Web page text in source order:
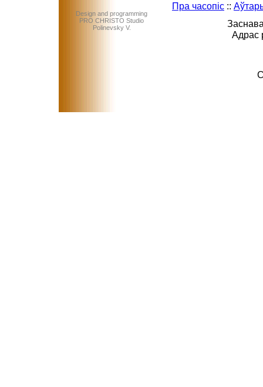
Design and programming
PRO CHRISTO Studio
Polinevsky V.
Пра часопіс ::
Адрас